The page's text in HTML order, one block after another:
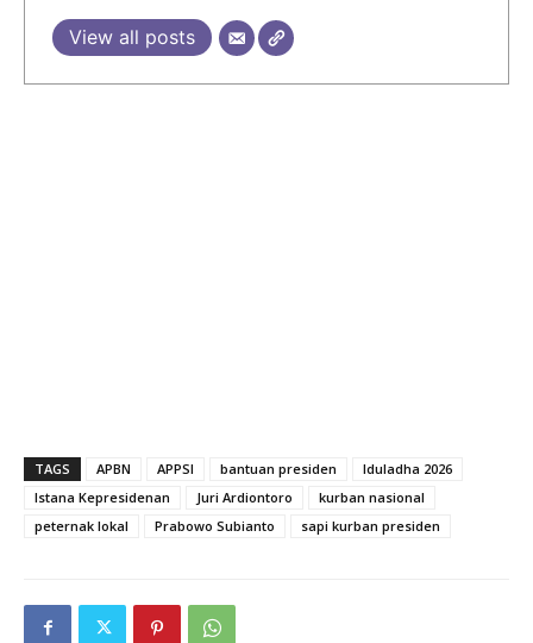
View all posts
TAGS APBN APPSI bantuan presiden
Iduladha 2026
Istana Kepresidenan
Juri Ardiontoro
kurban nasional
peternak lokal
Prabowo Subianto sapi kurban presiden